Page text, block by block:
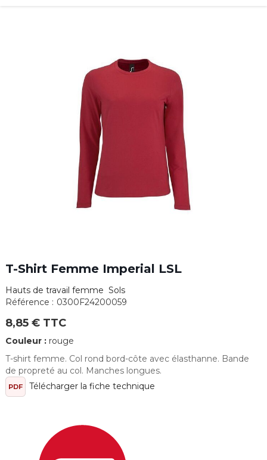
T-Shirt Femme Imperial LSL
Hauts de travail femme Sols
Référence : 0300F24200059
8,85 € TTC
Couleur : rouge
T-shirt femme. Col rond bord-côte avec élasthanne. Bande
de propreté au col. Manches longues.
PDF Télécharger la fiche technique